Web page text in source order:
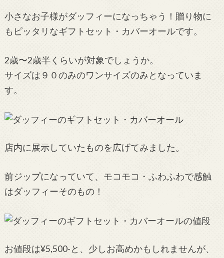
小さなお子様がダッフィーになっちゃう！贈り物に
もピッタリなギフトセット・カバーオールです。
2歳〜2歳半くらいが対象でしょうか。
サイズは９０のみのワンサイズのみとなっていま
す。
店内に展示していたものを広げてみました。
前ジップになっていて、モコモコ・ふわふわで感触
はダッフィーそのもの！
お値段は¥5,500-と、少しお高めかもしれませんが、